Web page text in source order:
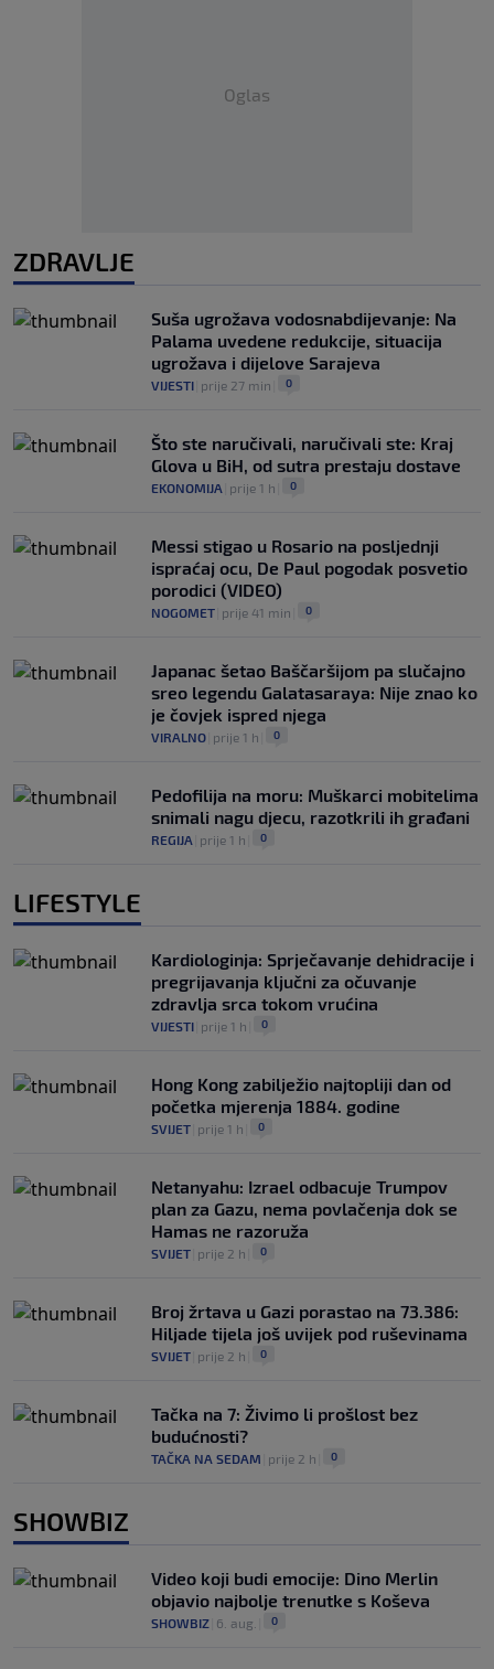
Oglas
ZDRAVLJE
Suša ugrožava vodosnabdijevanje: Na
Palama uvedene redukcije, situacija
ugrožava i dijelove Sarajeva
VIJESTI prije 27 min 0
Što ste naručivali, naručivali ste: Kraj
Glova u BiH, od sutra prestaju dostave
EKONOMIJA prije 1 h 0
Messi stigao u Rosario na posljednji
ispraćaj ocu, De Paul pogodak posvetio
porodici (VIDEO)
NOGOMET prije 41 min 0
Japanac šetao Baščaršijom pa slučajno
sreo legendu Galatasaraya: Nije znao ko
je čovjek ispred njega
VIRALNO prije 1 h 0
Pedofilija na moru: Muškarci mobitelima
snimali nagu djecu, razotkrili ih građani
REGIJA prije 1 h 0
LIFESTYLE
Kardiologinja: Sprječavanje dehidracije i
pregrijavanja ključni za očuvanje
zdravlja srca tokom vrućina
VIJESTI prije 1 h 0
Hong Kong zabilježio najtopliji dan od
početka mjerenja 1884. godine
SVIJET prije 1 h 0
Netanyahu: Izrael odbacuje Trumpov
plan za Gazu, nema povlačenja dok se
Hamas ne razoruža
SVIJET prije 2 h 0
Broj žrtava u Gazi porastao na 73.386:
Hiljade tijela još uvijek pod ruševinama
SVIJET prije 2 h 0
Tačka na 7: Živimo li prošlost bez
budućnosti?
TAČKA NA SEDAM prije 2 h 0
SHOWBIZ
Video koji budi emocije: Dino Merlin
objavio najbolje trenutke s Koševa
SHOWBIZ 6. aug. 0